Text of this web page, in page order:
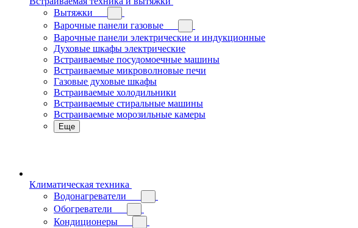
Вытяжки
Варочные панели газовые
Варочные панели электрические и индукционные
Духовые шкафы электрические
Встраиваемые посудомоечные машины
Встраиваемые микроволновые печи
Газовые духовые шкафы
Встраиваемые холодильники
Встраиваемые стиральные машины
Встраиваемые морозильные камеры
Еще
Климатическая техника
Водонагреватели
Обогреватели
Кондиционеры